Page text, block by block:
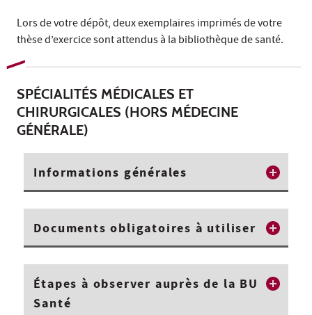
Lors de votre dépôt, deux exemplaires imprimés de votre
thèse d’exercice sont attendus à la bibliothèque de santé.
SPÉCIALITÉS MÉDICALES ET
CHIRURGICALES (HORS MÉDECINE
GÉNÉRALE)
Informations générales
Documents obligatoires à utiliser
Étapes à observer auprès de la BU
Santé